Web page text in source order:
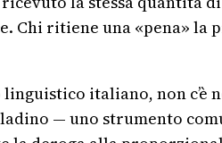
Chi ritiene una «pena»
italiano, non
— uno strumento